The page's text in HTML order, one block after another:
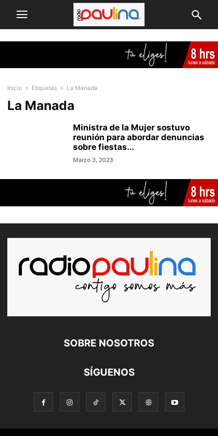
Inicio Etiquetas La Manada
La Manada
Ministra de la Mujer sostuvo
reunión para abordar denuncias
sobre fiestas...
Marzo 3, 2023
SOBRE NOSOTROS
SÍGUENOS